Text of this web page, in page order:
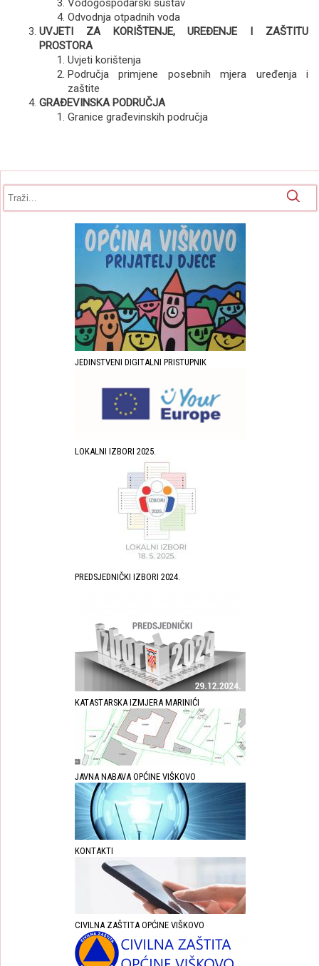
Vodogospodarski sustav
Odvodnja otpadnih voda
UVJETI ZA KORIŠTENJE, UREĐENJE I ZAŠTITU
PROSTORA
Uvjeti korištenja
Područja primjene posebnih mjera uređenja i
zaštite
GRAĐEVINSKA PODRUČJA
Granice građevinskih područja
JEDINSTVENI DIGITALNI PRISTUPNIK
LOKALNI IZBORI 2025.
PREDSJEDNIČKI IZBORI 2024.
KATASTARSKA IZMJERA MARINIĆI
JAVNA NABAVA OPĆINE VIŠKOVO
KONTAKTI
CIVILNA ZAŠTITA OPĆINE VIŠKOVO